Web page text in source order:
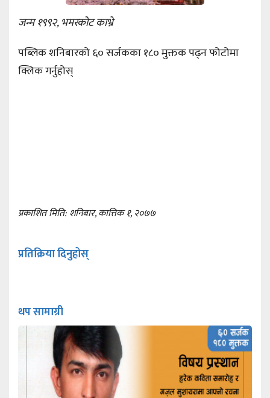
जन्म १९९२, भमरकोट काभ्रे
पब्लिक शनिबारको ६० सर्जकका १८० मुक्तक पढ्न फोटोमा
क्लिक गर्नुहोस्
प्रकाशित मिति: शनिबार, कात्तिक १, २०७७
प्रतिक्रिया दिनुहोस्
थप सामाग्री